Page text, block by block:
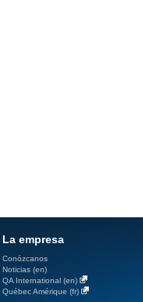
La empresa
Conózcanos
Noticias (en)
QA International (en)
Québec Amérique (fr)